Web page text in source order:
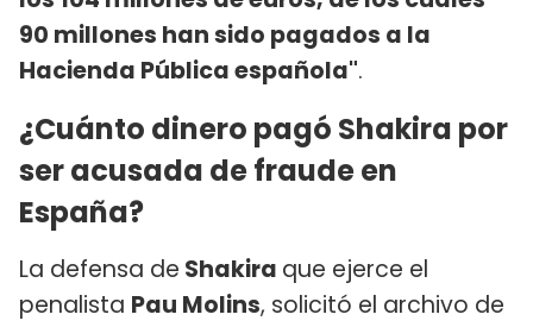
90 millones han sido pagados a la
Hacienda Pública española".
¿Cuánto dinero pagó Shakira por
ser acusada de fraude en
España?
La defensa de Shakira que ejerce el
penalista Pau Molins, solicitó el archivo de